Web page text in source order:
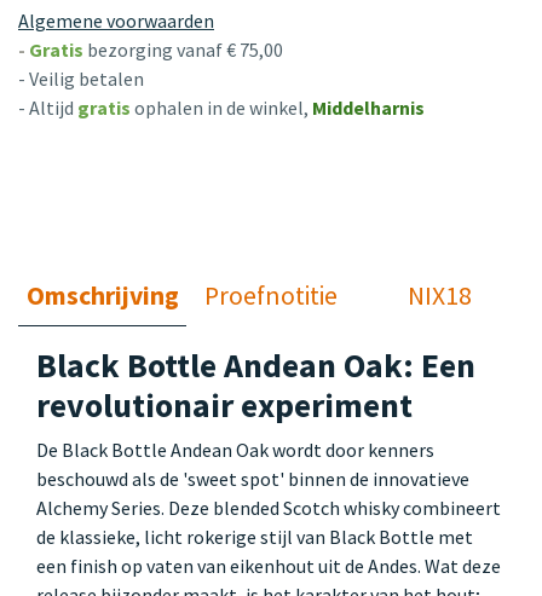
Algemene voorwaarden
- Gratis bezorging vanaf € 75,00
- Veilig betalen
- Altijd gratis ophalen in de winkel, Middelharnis
Omschrijving Proefnotitie NIX18
Black Bottle Andean Oak: Een
revolutionair experiment
De Black Bottle Andean Oak wordt door kenners
beschouwd als de 'sweet spot' binnen de innovatieve
Alchemy Series. Deze blended Scotch whisky combineert
de klassieke, licht rokerige stijl van Black Bottle met
een finish op vaten van eikenhout uit de Andes. Wat deze